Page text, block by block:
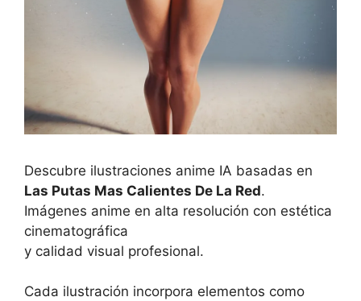
Descubre ilustraciones anime IA basadas en
Las Putas Mas Calientes De La Red.
Imágenes anime en alta resolución con estética
cinematográfica
y calidad visual profesional.
Cada ilustración incorpora elementos como